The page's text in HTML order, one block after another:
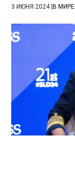
3 ИЮНЯ 2024|В МИРЕ